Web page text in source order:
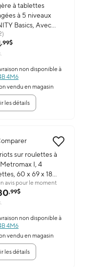
réglable en hauteur -
du produit: Étagère à
à tablettes
à 5 niveaux
Basics, Avec
Noire (TBFPB-
)
,99$
non disponible à
4M6
vendu en magasin
les détails
à 5 niveaux
du produit: Chariots sur
sur roulettes à
I, 4
60 x 69 x 18
Rg492 (X366EFX3)
avis pour le moment
,99$
non disponible à
4M6
vendu en magasin
les détails